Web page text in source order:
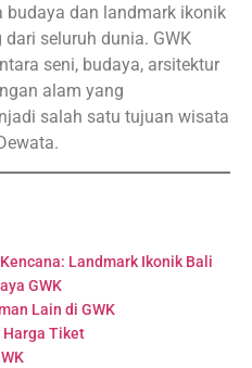
budaya dan landmark ikonik
seluruh dunia. GWK
seni, budaya, arsitektur
alam yang
salah satu tujuan wisata
Landmark Ikonik Bali
GWK
Lain di GWK
Harga Tiket